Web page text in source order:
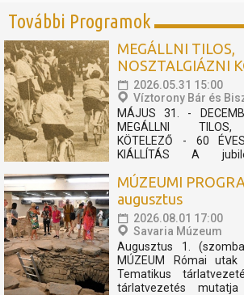
További Programok
MEGÁLLNI TILOS,
NOSZTALGIÁZNI
2026.05.31 15:00
Víztorony Bár és
MÁJUS 31. -
MEGÁLLNI TILOS,
KÖTELEZŐ - 60
KIÁLLÍTÁS A
relikviákból nyílik
éves KRESZ Park
meg kapuit városunk
MÚZEUMI
augusztus
2026.08.01 17:00
Savaria Múzeum
Augusztus 1.
MÚZEUM Római
Tematikus
tárlatvezetés